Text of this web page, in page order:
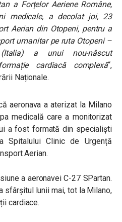
a Forțelor Aeriene Române,
medicale, a decolat joi, 23
Aerian din Otopeni, pentru a
umanitar pe ruta Otopeni –
a unui nou-născut
cardiacă complexă“,
Naționale.
aeronava a aterizat la Milano
medicală care a monitorizat
a fost formată din specialiști
Spitalului Clinic de Urgență
Aerian.
a aeronavei C-27 SPartan.
sfârșitul lunii mai, tot la Milano,
cardiace.